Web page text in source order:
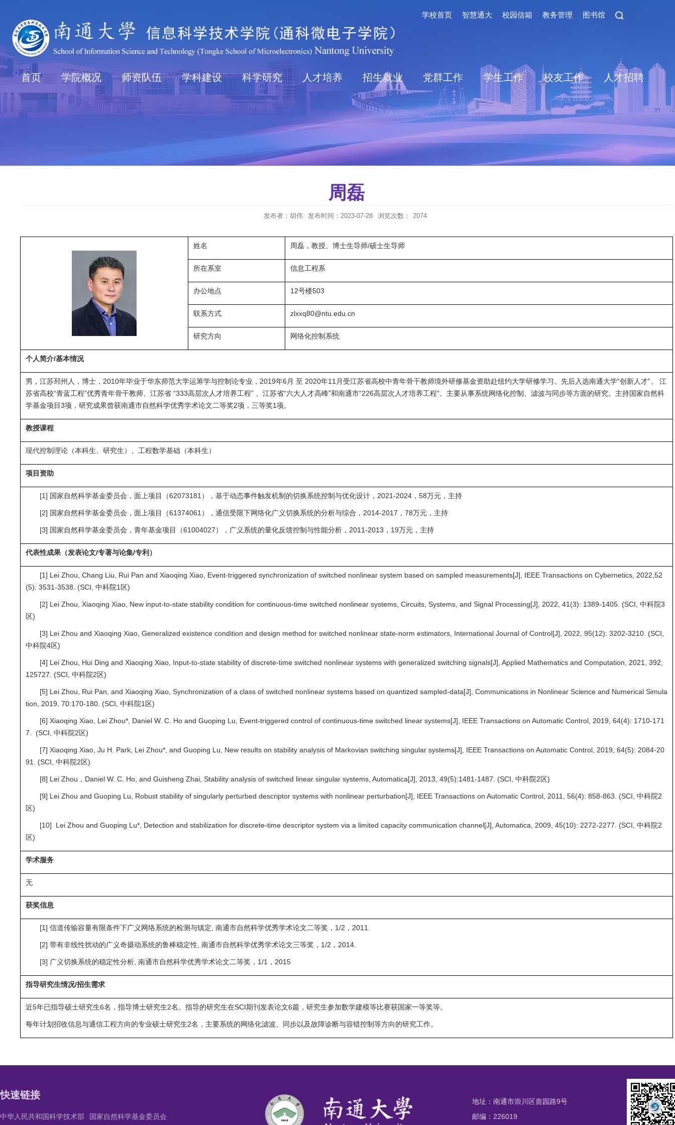
学校首页 智慧通大 校园信箱 教务管理 图书馆
首页 学院概况 师资队伍 学科建设 科学研究 人才培养 招生就业 党群工作 学生工作 校友工作 人才招聘
周磊
发布者：胡伟 发布时间：2023-07-28 浏览次数： 2074
姓名 周磊，教授、博士生导师/硕士生导师
所在系室 信息工程系
办公地点 12号楼503
联系方式 zlxxq80@ntu.edu.cn
研究方向 网络化控制系统
个人简介/基本情况
男，江苏邳州人，博士，2010年毕业于华东师范大学运筹学与控制论专业，2019年6月 至 2020年11月受江苏省高校中青年骨干教师境外研修基金资助赴纽约大学研修学习。先后入选南通大学“创新人才”、 江
苏省高校“青蓝工程”优秀青年骨干教师、江苏省 “333高层次人才培养工程” 、江苏省“六大人才高峰”和南通市“226高层次人才培养工程”。主要从事系统网络化控制、滤波与同步等方面的研究。主持国家自然科
学基金项目3项，研究成果曾获南通市自然科学优秀学术论文二等奖2项，三等奖1项。
教授课程
现代控制理论（本科生、研究生）、工程数学基础（本科生）
项目资助
[1] 国家自然科学基金委员会，面上项目（62073181），基于动态事件触发机制的切换系统控制与优化设计，2021-2024，58万元，主持
[2] 国家自然科学基金委员会，面上项目（61374061），通信受限下网络化广义切换系统的分析与综合，2014-2017，78万元，主持
[3] 国家自然科学基金委员会，青年基金项目（61004027），广义系统的量化反馈控制与性能分析，2011-2013，19万元，主持
代表性成果（发表论文/专著与论集/专利）
[1] Lei Zhou, Chang Liu, Rui Pan and Xiaoqing Xiao, Event-triggered synchronization of switched nonlinear system based on sampled measurements[J], IEEE Transactions on Cybernetics, 2022,52
(5): 3531-3538. (SCI, 中科院1区)
[2] Lei Zhou, Xiaoqing Xiao, New input-to-state stability condition for continuous-time switched nonlinear systems, Circuits, Systems, and Signal Processing[J], 2022, 41(3): 1389-1405. (SCI, 中科院3
区)
[3] Lei Zhou and Xiaoqing Xiao, Generalized existence condition and design method for switched nonlinear state-norm estimators, International Journal of Control[J], 2022, 95(12): 3202-3210. (SCI,
中科院4区)
[4] Lei Zhou, Hui Ding and Xiaoqing Xiao, Input-to-state stability of discrete-time switched nonlinear systems with generalized switching signals[J], Applied Mathematics and Computation, 2021, 392,
125727. (SCI, 中科院2区)
[5] Lei Zhou, Rui Pan, and Xiaoqing Xiao, Synchronization of a class of switched nonlinear systems based on quantized sampled-data[J], Communications in Nonlinear Science and Numerical Simula
tion, 2019, 70:170-180. (SCI, 中科院1区)
[6] Xiaoqing Xiao, Lei Zhou*, Daniel W. C. Ho and Guoping Lu, Event-triggered control of continuous-time switched linear systems[J], IEEE Transactions on Automatic Control, 2019, 64(4): 1710-171
7. (SCI, 中科院2区)
[7] Xiaoqing Xiao, Ju H. Park, Lei Zhou*, and Guoping Lu, New results on stability analysis of Markovian switching singular systems[J], IEEE Transactions on Automatic Control, 2019, 64(5): 2084-20
91. (SCI, 中科院2区)
[8] Lei Zhou，Daniel W. C. Ho, and Guisheng Zhai, Stability analysis of switched linear singular systems, Automatica[J], 2013, 49(5):1481-1487. (SCI, 中科院2区)
[9] Lei Zhou and Guoping Lu, Robust stability of singularly perturbed descriptor systems with nonlinear perturbation[J], IEEE Transactions on Automatic Control, 2011, 56(4): 858-863. (SCI, 中科院2
区)
[10] Lei Zhou and Guoping Lu*, Detection and stabilization for discrete-time descriptor system via a limited capacity communication channel[J], Automatica, 2009, 45(10): 2272-2277. (SCI, 中科院2
区)
学术服务
无
获奖信息
[1] 信道传输容量有限条件下广义网络系统的检测与镇定, 南通市自然科学优秀学术论文二等奖，1/2，2011.
[2] 带有非线性扰动的广义奇摄动系统的鲁棒稳定性, 南通市自然科学优秀学术论文三等奖，1/2，2014.
[3] 广义切换系统的稳定性分析, 南通市自然科学优秀学术论文二等奖，1/1，2015
指导研究生情况/招生需求
近5年已指导硕士研究生6名，指导博士研究生2名。指导的研究生在SCI期刊发表论文6篇，研究生参加数学建模等比赛获国家一等奖等。
每年计划招收信息与通信工程方向的专业硕士研究生2名，主要系统的网络化滤波、同步以及故障诊断与容错控制等方向的研究工作。
快速链接
中华人民共和国科学技术部 国家自然科学基金委员会
地址：南通市崇川区啬园路9号
邮编：226019